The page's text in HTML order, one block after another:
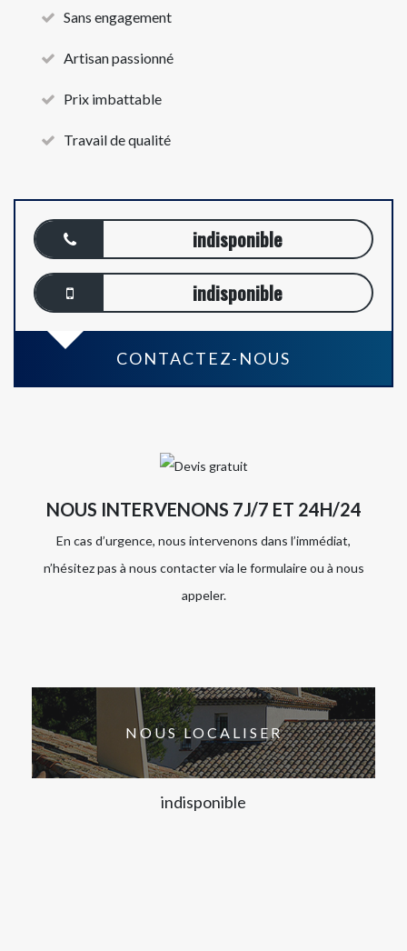
Sans engagement
Artisan passionné
Prix imbattable
Travail de qualité
indisponible
indisponible
CONTACTEZ-NOUS
NOUS INTERVENONS 7J/7 ET 24H/24
En cas d’urgence, nous intervenons dans l’immédiat,
n’hésitez pas à nous contacter via le formulaire ou à nous
appeler.
NOUS LOCALISER
indisponible